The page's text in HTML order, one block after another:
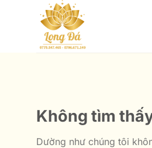
Không tìm
Dường như chúng tôi